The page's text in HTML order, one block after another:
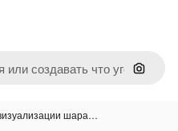
Поиск
шара…